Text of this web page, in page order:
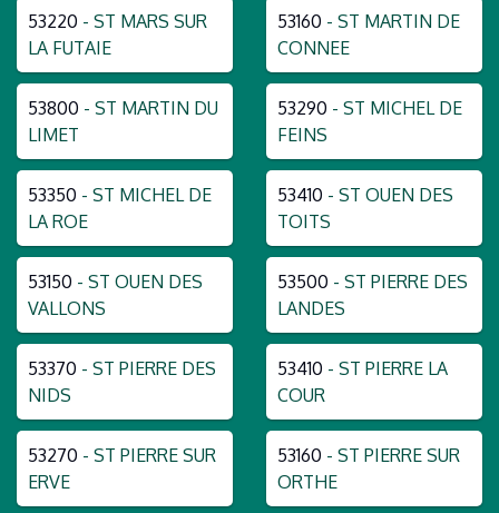
53220 - ST MARS SUR
LA FUTAIE
53160 - ST MARTIN DE
CONNEE
53800 - ST MARTIN DU
LIMET
53290 - ST MICHEL DE
FEINS
53350 - ST MICHEL DE
LA ROE
53410 - ST OUEN DES
TOITS
53150 - ST OUEN DES
VALLONS
53500 - ST PIERRE DES
LANDES
53370 - ST PIERRE DES
NIDS
53410 - ST PIERRE LA
COUR
53270 - ST PIERRE SUR
ERVE
53160 - ST PIERRE SUR
ORTHE